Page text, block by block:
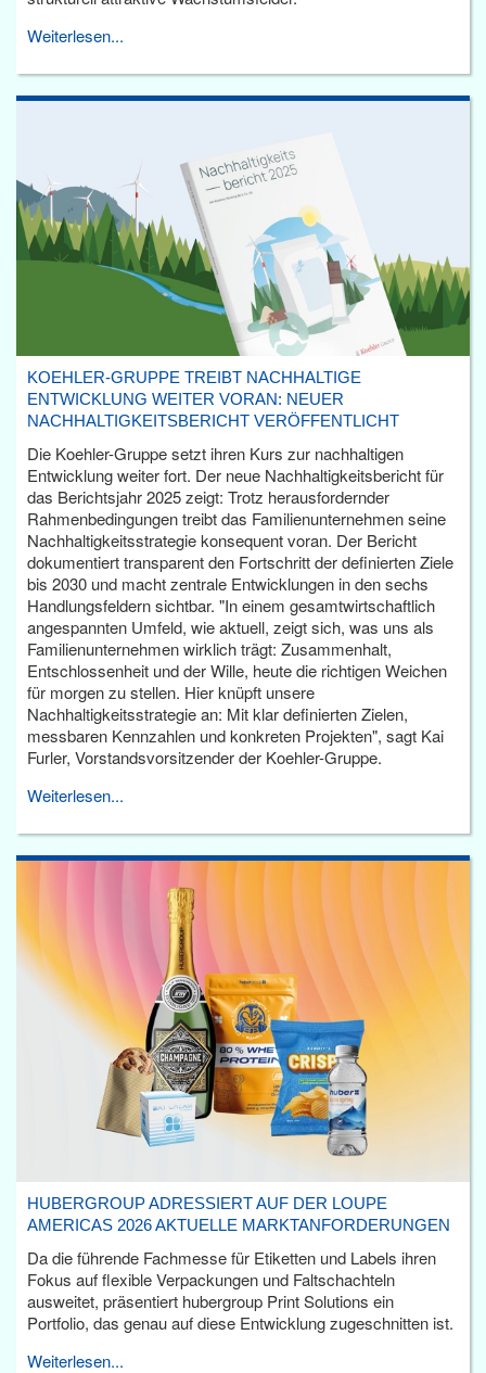
Weiterlesen...
KOEHLER-GRUPPE TREIBT NACHHALTIGE
ENTWICKLUNG WEITER VORAN: NEUER
NACHHALTIGKEITSBERICHT VERÖFFENTLICHT
Die Koehler-Gruppe setzt ihren Kurs zur nachhaltigen
Entwicklung weiter fort. Der neue Nachhaltigkeitsbericht für
das Berichtsjahr 2025 zeigt: Trotz herausfordernder
Rahmenbedingungen treibt das Familienunternehmen seine
Nachhaltigkeitsstrategie konsequent voran. Der Bericht
dokumentiert transparent den Fortschritt der definierten Ziele
bis 2030 und macht zentrale Entwicklungen in den sechs
Handlungsfeldern sichtbar. "In einem gesamtwirtschaftlich
angespannten Umfeld, wie aktuell, zeigt sich, was uns als
Familienunternehmen wirklich trägt: Zusammenhalt,
Entschlossenheit und der Wille, heute die richtigen Weichen
für morgen zu stellen. Hier knüpft unsere
Nachhaltigkeitsstrategie an: Mit klar definierten Zielen,
messbaren Kennzahlen und konkreten Projekten", sagt Kai
Furler, Vorstandsvorsitzender der Koehler-Gruppe.
Weiterlesen...
HUBERGROUP ADRESSIERT AUF DER LOUPE
AMERICAS 2026 AKTUELLE MARKTANFORDERUNGEN
Da die führende Fachmesse für Etiketten und Labels ihren
Fokus auf flexible Verpackungen und Faltschachteln
ausweitet, präsentiert hubergroup Print Solutions ein
Portfolio, das genau auf diese Entwicklung zugeschnitten ist.
Weiterlesen...